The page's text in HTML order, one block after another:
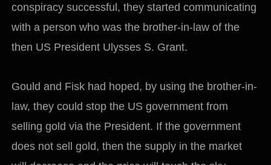
conspiracy successful, they started communicating
with a person who was the brother-in-law of the
then US President Ulysses S. Grant.
Gould and Fisk had hoped, by using the brother-in-
law, they could stop the US government from
selling gold via the President. If the government
does not sell gold, then the supply in the market